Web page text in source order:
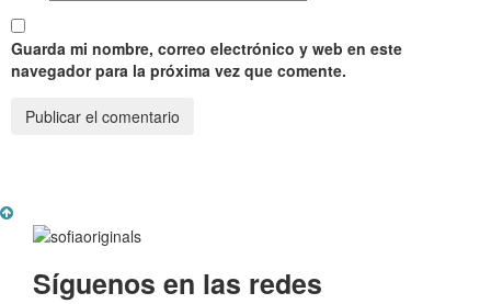
Guarda mi nombre, correo electrónico y web en este
navegador para la próxima vez que comente.
Síguenos en las redes